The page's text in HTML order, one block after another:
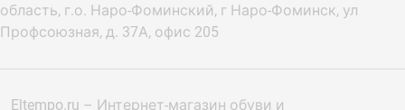
область, г.о. Наро-Фоминский, г Наро-Фоминск, ул
Профсоюзная, д. 37А, офис 205
Eltempo.ru – Интернет-магазин обуви и